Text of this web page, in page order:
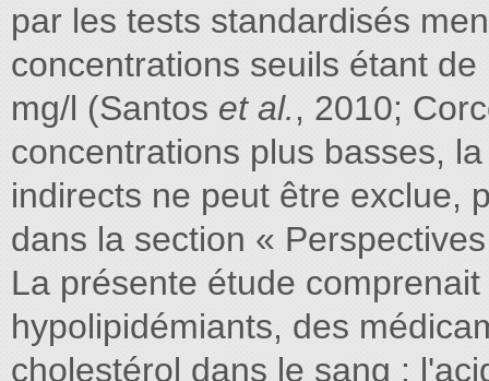
par les tests standardisés
concentrations seuils étant
mg/l (Santos et al., 2010;
concentrations plus basses,
indirects ne peut être exclue,
dans la section «
La présente étude
hypolipidémiants, des
cholestérol dans le sang :